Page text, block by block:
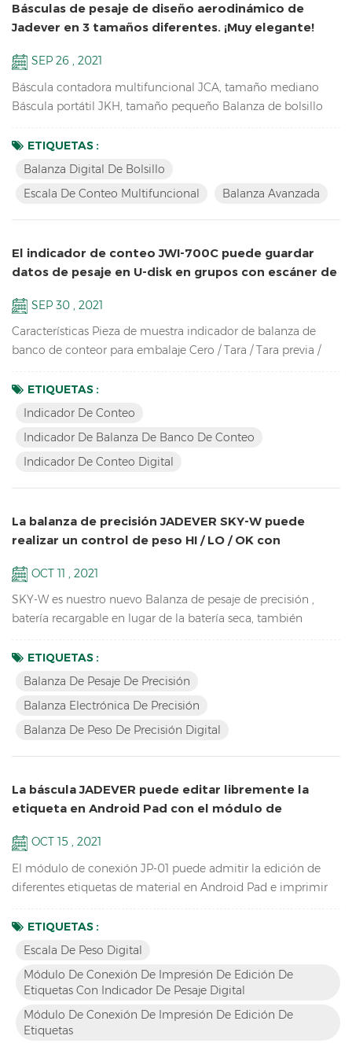
Básculas de pesaje de diseño aerodinámico de
Jadever en 3 tamaños diferentes. ¡Muy elegante!
SEP 26 , 2021
Báscula contadora multifuncional JCA, tamaño mediano
Báscula portátil JKH, tamaño pequeño Balanza de bolsillo
proporción de moldes, por lo que tienen el mismo aspecto,
especialmente de lado. ¡tan singular! Características clave de
repuesto en el almacén Doble canal (conexión a plataformas
...
ETIQUETAS :
Balanza Digital De Bolsillo
Escala De Conteo Multifuncional
Balanza Avanzada
El indicador de conteo JWI-700C puede guardar
datos de pesaje en U-disk en grupos con escáner de
SEP 30 , 2021
Características Pieza de muestra indicador de balanza de
banco de conteor para embalaje Cero / Tara / Tara previa /
automática del peso unitario / Recuento de piezas / Muestreo
/ Comprobar cantidad Hasta alta resolución en 1 / 30.000
ABS duradera de alto impacto Admite hasta ocho c...
ETIQUETAS :
Indicador De Conteo
Indicador De Balanza De Banco De Conteo
Indicador De Conteo Digital
La balanza de precisión JADEVER SKY-W puede
realizar un control de peso HI / LO / OK con
OCT 11 , 2021
SKY-W es nuestro nuevo Balanza de pesaje de precisión ,
batería recargable en lugar de la batería seca, también
RS232, relé, RTC, etc. Características Balanza de precisión
para equipos de laboratorio escolar de alta resolución de
Batería y adaptador en modo dual para evitar inestab...
ETIQUETAS :
Balanza De Pesaje De Precisión
Balanza Electrónica De Precisión
Balanza De Peso De Precisión Digital
La báscula JADEVER puede editar libremente la
etiqueta en Android Pad con el módulo de
OCT 15 , 2021
El módulo de conexión JP-01 puede admitir la edición de
diferentes etiquetas de material en Android Pad e imprimir
digital , Pad de Android e impresora por cable o bluetooth
inalámbrico, por lo que tenemos dos versiones: JP-01 con
operación tradicional, edite la etiqueta con la aplicaci...
ETIQUETAS :
Escala De Peso Digital
Módulo De Conexión De Impresión De Edición De
Etiquetas Con Indicador De Pesaje Digital
Módulo De Conexión De Impresión De Edición De
Etiquetas